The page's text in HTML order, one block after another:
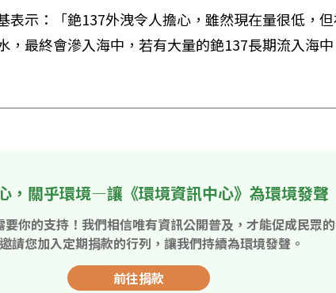
表示：「銫137外洩令人擔心，雖然現在量很低，
，最終會滲入海中，若有大量的銫137長期流入海
，關乎環境—讓《環境資訊中心》為環境發聲
要你的支持！我們相信唯有資訊公開普及，才能促成民眾
請您加入定期捐款的行列，讓我們持續為環境發聲。
前往捐款